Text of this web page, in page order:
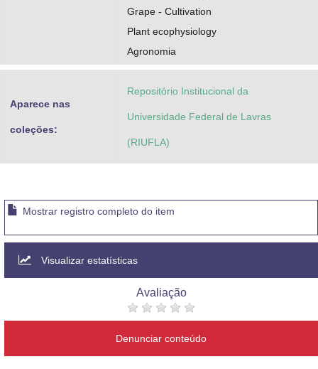
Grape - Cultivation
Plant ecophysiology
Agronomia
Aparece nas
coleções:
Repositório Institucional da
Universidade Federal de Lavras
(RIUFLA)
Mostrar registro completo do item
Visualizar estatísticas
Avaliação
Denunciar conteúdo